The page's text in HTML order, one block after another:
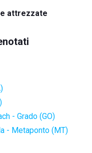
attrezzate
- Grado (GO)
- Metaponto (MT)